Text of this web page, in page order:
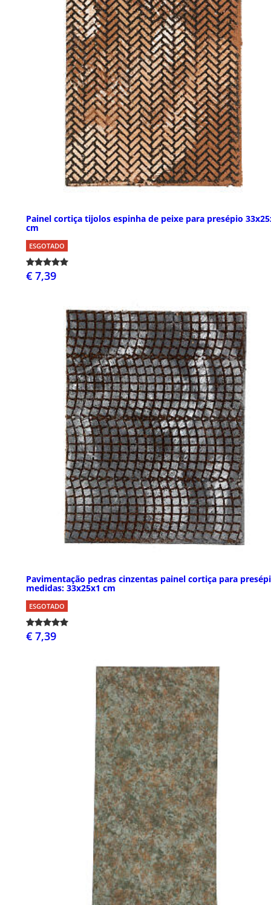
Painel cortiça tijolos espinha de peixe para presépio
cm
ESGOTADO
€ 7,39
Pavimentação pedras cinzentas painel cortiça para
medidas: 33x25x1 cm
ESGOTADO
€ 7,39